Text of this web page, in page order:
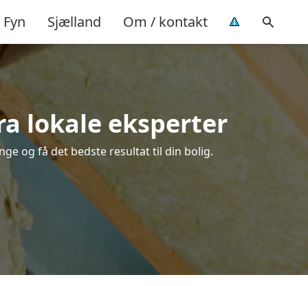
Fyn Sjælland Om / kontakt
lokale eksperter
og få det bedste resultat til din bolig.